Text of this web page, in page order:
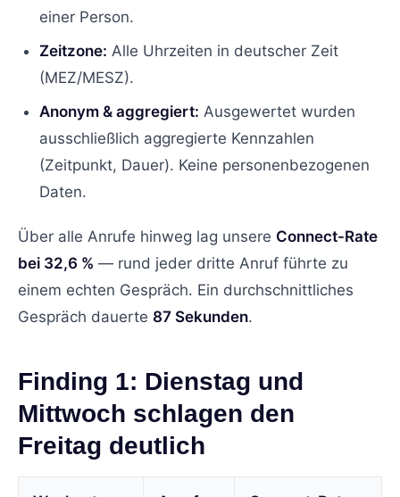
einer Person.
Zeitzone: Alle Uhrzeiten in deutscher Zeit
(MEZ/MESZ).
Anonym & aggregiert: Ausgewertet wurden
ausschließlich aggregierte Kennzahlen
(Zeitpunkt, Dauer). Keine personenbezogenen
Daten.
Über alle Anrufe hinweg lag unsere Connect-Rate
bei 32,6 % — rund jeder dritte Anruf führte zu
einem echten Gespräch. Ein durchschnittliches
Gespräch dauerte 87 Sekunden.
Finding 1: Dienstag und
Mittwoch schlagen den
Freitag deutlich